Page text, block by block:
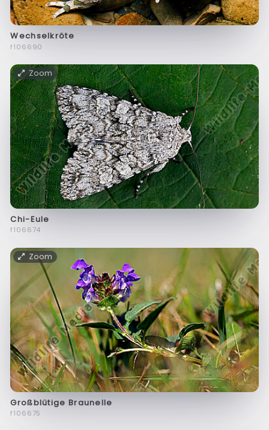
Wechselkröte
f106690
Zoom
Chi-Eule
f106674
Zoom
Großblütige Braunelle
f106675